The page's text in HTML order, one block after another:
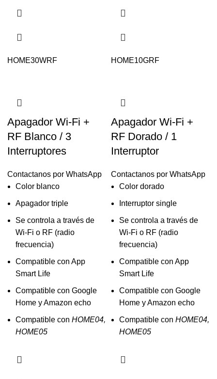
HOME30WRF
Apagador Wi-Fi +
RF Blanco / 3
Interruptores
Contactanos por WhatsApp
Color blanco
Apagador triple
Se controla a través de
Wi-Fi o RF (radio
frecuencia)
Compatible con App
Smart Life
Compatible con Google
Home y Amazon echo
Compatible con HOME04,
HOME05
HOME10GRF
Apagador Wi-Fi +
RF Dorado / 1
Interruptor
Contactanos por WhatsApp
Color dorado
Interruptor single
Se controla a través de
Wi-Fi o RF (radio
frecuencia)
Compatible con App
Smart Life
Compatible con Google
Home y Amazon echo
Compatible con HOME04,
HOME05